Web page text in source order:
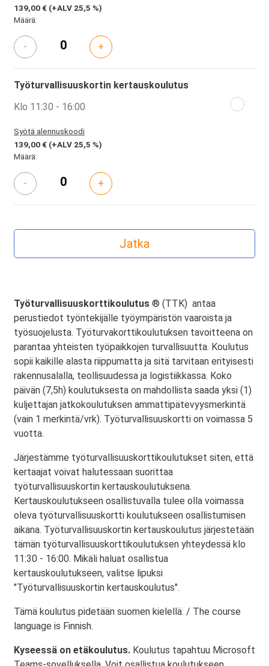
139,00 € (+ALV 25,5 %)
Määrä:
- +
Työturvallisuuskortin kertauskoulutus
Klo 11:30 - 16:00
Syötä alennuskoodi
139,00 € (+ALV 25,5 %)
Määrä:
- +
Työturvallisuuskorttikoulutus ® (TTK) antaa
perustiedot työntekijälle työympäristön vaaroista ja
työsuojelusta. Työturvakorttikoulutuksen tavoitteena on
parantaa yhteisten työpaikkojen turvallisuutta. Koulutus
sopii kaikille alasta riippumatta ja sitä tarvitaan erityisesti
rakennusalalla, teollisuudessa ja logistiikkassa. Koko
päivän (7,5h) koulutuksesta on mahdollista saada yksi (1)
kuljettajan jatkokoulutuksen ammattipätevyysmerkintä
(vain 1 merkintä/vrk). Työturvallisuuskortti on voimassa 5
vuotta.
Järjestämme työturvallisuuskorttikoulutukset siten, että
kertaajat voivat halutessaan suorittaa
työturvallisuuskortin kertauskoulutuksena.
Kertauskoulutukseen osallistuvalla tulee olla voimassa
oleva työturvallisuuskortti koulutukseen osallistumisen
aikana. Työturvallisuuskortin kertauskoulutus järjestetään
tämän työturvallisuuskorttikoulutuksen yhteydessä klo
11:30 - 16:00. Mikäli haluat osallistua
kertauskoulutukseen, valitse lipuksi
"Työturvallisuuskortin kertauskoulutus".
Tämä koulutus pidetään suomen kielellä. / The course
language is Finnish.
Kyseessä on etäkoulutus. Koulutus tapahtuu Microsoft